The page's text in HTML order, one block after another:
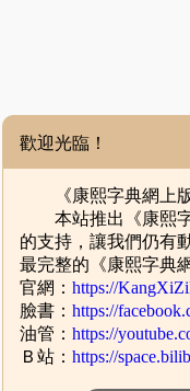
歡迎光臨！
《康熙字典網上版
本站推出《康熙字
的支持，讓我們仍有
最完整的《康熙字典
官網：https://
臉書：https://
油管：https://
Ｂ站：https://